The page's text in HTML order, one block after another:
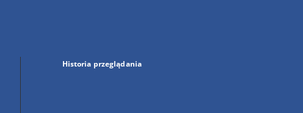
Historia przeglądania